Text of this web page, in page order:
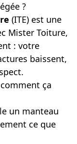
?
(ITE) est une
Mister Toiture,
: votre
baissent,
ça
un manteau
ce que